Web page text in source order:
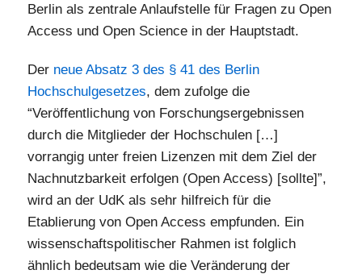
Berlin als zentrale Anlaufstelle für Fragen zu Open
Access und Open Science in der Hauptstadt.
Der neue Absatz 3 des § 41 des Berlin
Hochschulgesetzes, dem zufolge die
“Veröffentlichung von Forschungsergebnissen
durch die Mitglieder der Hochschulen […]
vorrangig unter freien Lizenzen mit dem Ziel der
Nachnutzbarkeit erfolgen (Open Access) [sollte]”,
wird an der UdK als sehr hilfreich für die
Etablierung von Open Access empfunden. Ein
wissenschaftspolitischer Rahmen ist folglich
ähnlich bedeutsam wie die Veränderung der